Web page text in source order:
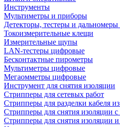
Инструменты
Мультиметры и приборы
Детекторы, тестеры и
Токоизмерительные клещи
Измерительные щупы
LAN-тестеры цифровые
Бесконтактные пирометры
Мультиметры цифровые
Мегаомметры цифровые
Инструмент для снятия изоляции
Стрипперы для сетевых работ
Стрипперы для разделки кабеля
Cтрипперы для снятия изоляции с
Стрипперы для снятия изоляции